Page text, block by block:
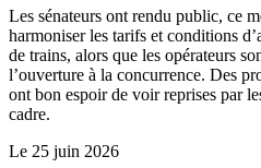
Les sénateurs ont rendu public, ce
harmoniser les tarifs et conditions
de trains, alors que les opérateurs
l’ouverture à la concurrence. Des
ont bon espoir de voir reprises par
cadre.
Le 25 juin 2026